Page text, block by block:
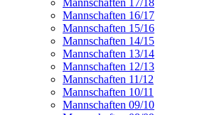
Mannschaften 16/17
Mannschaften 15/16
Mannschaften 14/15
Mannschaften 13/14
Mannschaften 12/13
Mannschaften 11/12
Mannschaften 10/11
Mannschaften 09/10